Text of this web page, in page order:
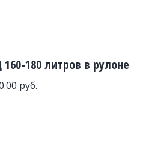
180 литров в рулоне
руб.